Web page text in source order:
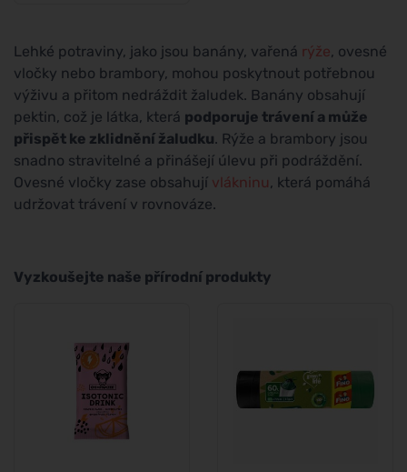
Lehké potraviny, jako jsou banány, vařená rýže, ovesné
vločky nebo brambory, mohou poskytnout potřebnou
výživu a přitom nedráždit žaludek. Banány obsahují
pektin, což je látka, která podporuje trávení a může
přispět ke zklidnění žaludku. Rýže a brambory jsou
snadno stravitelné a přinášejí úlevu při podráždění.
Ovesné vločky zase obsahují vlákninu, která pomáhá
udržovat trávení v rovnováze.
Vyzkoušejte naše přírodní produkty